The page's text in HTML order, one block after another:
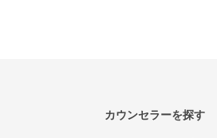
カウンセラーを探す